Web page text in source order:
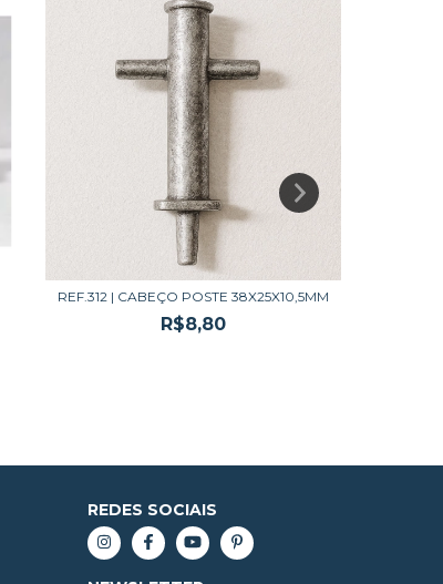
REF.312 | CABEÇO POSTE 38X25X10,5MM
R$8,80
REDES SOCIAIS